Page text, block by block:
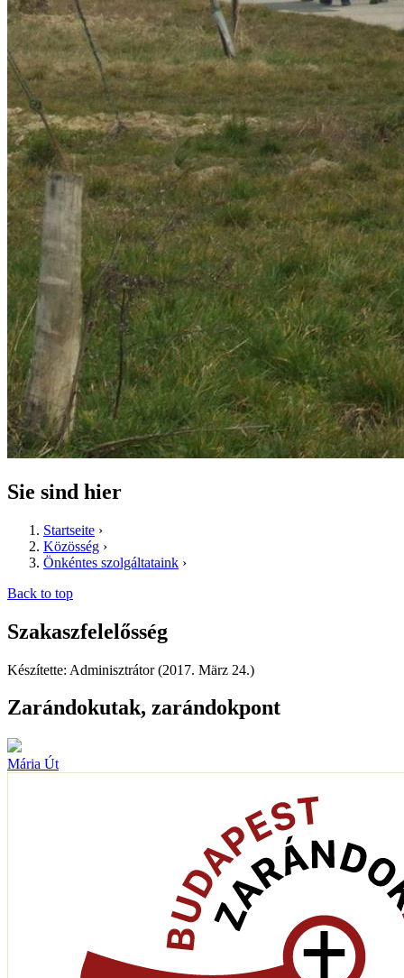
Sie sind hier
Startseite ›
Közösség ›
Önkéntes szolgáltataink ›
Back to top
Szakaszfelelősség
Készítette: Adminisztrátor (2017. März 24.)
Zarándokutak, zarándokpont
Mária Út